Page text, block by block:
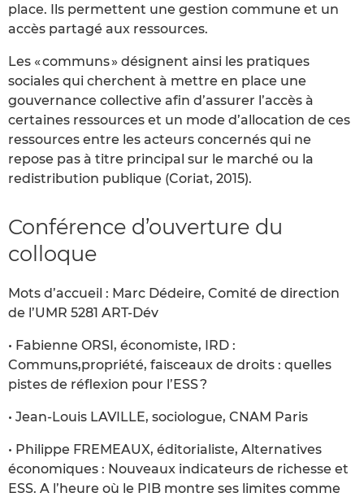
place. Ils permettent une gestion commune et un
accès partagé aux ressources.
Les « communs » désignent ainsi les pratiques
sociales qui cherchent à mettre en place une
gouvernance collective afin d’assurer l’accès à
certaines ressources et un mode d’allocation de ces
ressources entre les acteurs concernés qui ne
repose pas à titre principal sur le marché ou la
redistribution publique (Coriat, 2015).
Conférence d’ouverture du
colloque
Mots d’accueil : Marc Dédeire, Comité de direction
de l’UMR 5281 ART-Dév
• Fabienne ORSI, économiste, IRD :
Communs,propriété, faisceaux de droits : quelles
pistes de réflexion pour l’ESS ?
• Jean-Louis LAVILLE, sociologue, CNAM Paris
• Philippe FREMEAUX, éditorialiste, Alternatives
économiques : Nouveaux indicateurs de richesse et
ESS. A l’heure où le PIB montre ses limites comme